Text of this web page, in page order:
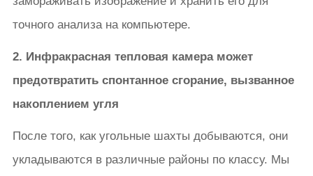
точного анализа на компьютере.
2. Инфракрасная тепловая камера может
предотвратить спонтанное сгорание, вызванное
накоплением угля
После того, как угольные шахты добываются, они
укладываются в различные районы по классу. Мы